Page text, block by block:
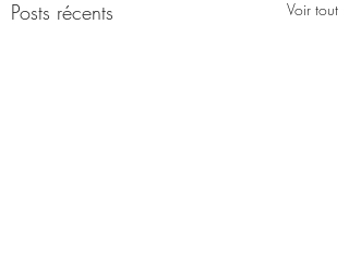
Posts récents Voir tout